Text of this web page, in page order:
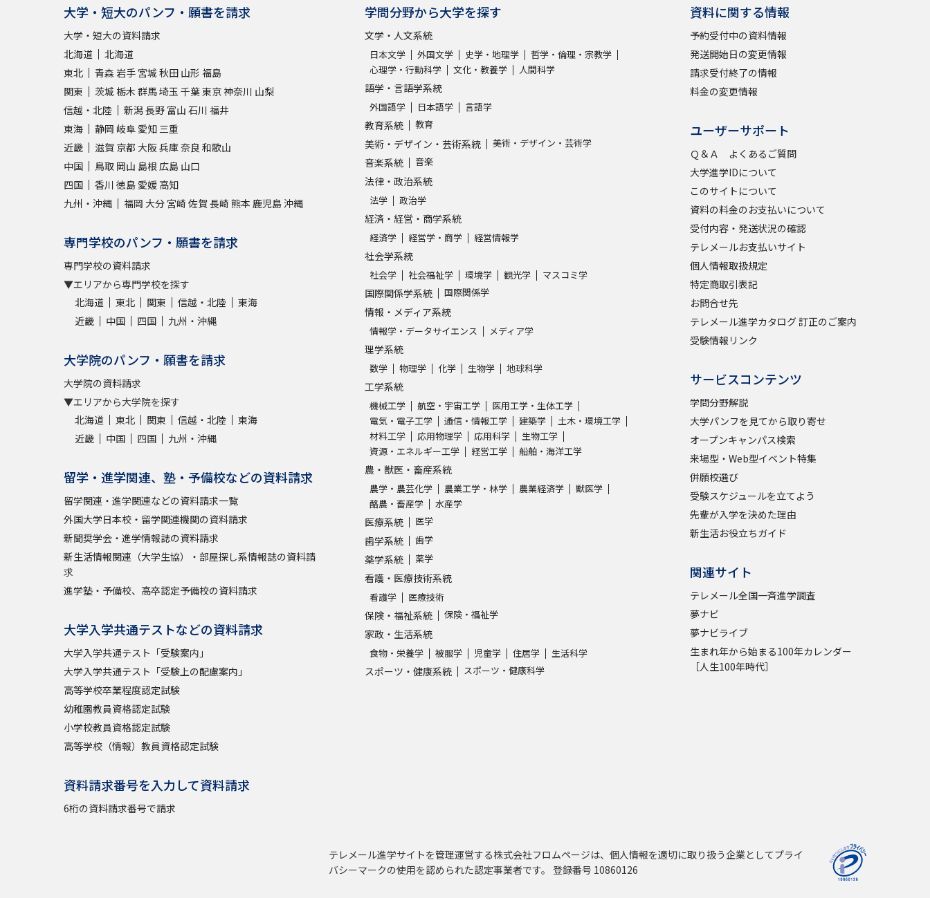
大学・短大のパンフ・願書を請求
大学・短大の資料請求
北海道
北海道
東北
青森 岩手 宮城 秋田 山形 福島
関東
茨城 栃木 群馬埼玉 千葉東京神奈川 山梨
信越・北陸
新潟長野 富山 石川 福井
東海
静岡 岐阜 愛知 三重
近畿
滋賀 京都 大阪兵庫奈良 和歌山
中国
鳥取 岡山 島根 広島 山口
四国
香川 徳島 愛媛 高知
九州・沖縄
福岡 大分 宮崎 佐賀 長崎 熊本 鹿児島沖縄
専門学校のパンフ・願書を請求
専門学校の資料請求
▼エリアから専門学校を探す
北海道
東北 関東 信越・北陸
東海
近畿
中国 四国 九州・沖縄
大学院のパンフ・願書を請求
大学院の資料請求
▼エリアから大学院を探す
北海道
東北 関東 信越・北陸
東海
近畿
中国 四国 九州・沖縄
留学・進学関連、塾・予備校などの資料請求
留学関連・進学関連などの資料請求一覧
外国大学日本校・留学関連機関の資料請求
新聞奨学会・進学情報誌の資料請求
新生活情報関連（大学生協）・部屋探し系情報誌の資料請
求
進学塾・予備校、高卒認定予備校の資料請求
大学入学共通テストなどの資料請求
大学入学共通テスト「受験案内」
大学入学共通テスト「受験上の配慮案内」
高等学校卒業程度認定試験
幼稚園教員資格認定試験
小学校教員資格認定試験
高等学校（情報）教員資格認定試験
資料請求番号を入力して資料請求
6桁の資料請求番号で請求
学問分野から大学を探す
文学・人文系統
日本文学 外国文学 史学・地理学
哲学・倫理・宗教学
心理学・行動科学
文化・教養学 人間科学
語学・言語学系統
外国語学 日本語学 言語学
教育系統 教育
美術・デザイン・芸術系統 美術・デザイン・芸術学
音楽系統 音楽
法律・政治系統
法学 政治学
経済・経営・商学系統
経済学 経営学・商学 経営情報学
社会学系統
社会学 社会福祉学 環境学 観光学 マスコミ学
国際関係学系統 国際関係学
情報・メディア系統
情報学・データサイエンス メディア学
理学系統
数学 物理学 化学 生物学 地球科学
工学系統
機械工学 航空・宇宙工学
医用工学・生体工学
電気・電子工学
通信・情報工学 建築学
土木・環境工学
材料工学
応用物理学 応用科学
生物工学
資源・エネルギー工学
経営工学 船舶・海洋工学
農・獣医・畜産系統
農学・農芸化学 農業工学・林学 農業経済学
獣医学
酪農・畜産学
水産学
医療系統 医学
歯学系統 歯学
薬学系統 薬学
看護・医療技術系統
看護学 医療技術
保険・福祉系統 保険・福祉学
家政・生活系統
食物・栄養学 被服学 児童学 住居学 生活科学
スポーツ・健康系統 スポーツ・健康科学
資料に関する情報
予約受付中の資料情報
発送開始日の変更情報
請求受付終了の情報
料金の変更情報
ユーザーサポート
Ｑ＆Ａ よくあるご質問
大学進学IDについて
このサイトについて
資料の料金のお支払いについて
受付内容・発送状況の確認
テレメールお支払いサイト
個人情報取扱規定
特定商取引表記
お問合せ先
テレメール進学カタログ 訂正のご案内
受験情報リンク
サービスコンテンツ
学問分野解説
大学パンフを見てから取り寄せ
オープンキャンパス検索
来場型・Web型イベント特集
併願校選び
受験スケジュールを立てよう
先輩が入学を決めた理由
新生活お役立ちガイド
関連サイト
テレメール全国一斉進学調査
夢ナビ
夢ナビライブ
生まれ年から始まる100年カレンダー
［人生100年時代］
テレメール進学サイトを管理運営する株式会社フロムページは、個人情報を適切に取り扱う企業としてプライ
バシーマークの使用を認められた認定事業者です。 登録番号 10860126